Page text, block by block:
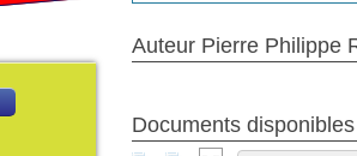
Auteur Pierre Philippe
Documents